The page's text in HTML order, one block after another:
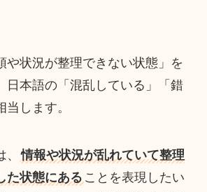
や状況が整理できない状態」を
日本語の「混乱している」「錯
します。
情報や状況が乱れていて整理
た状態にある ことを表現したい